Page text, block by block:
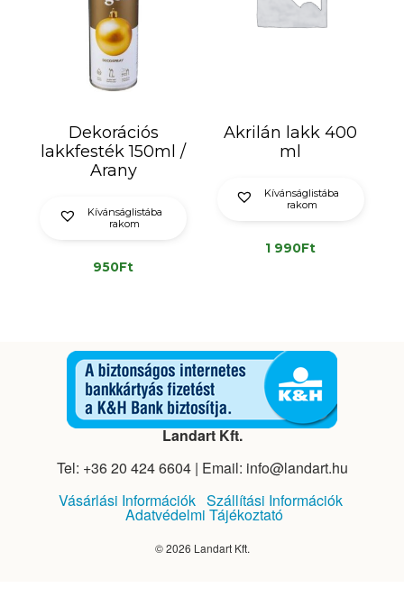
Dekorációs
lakkfesték 150ml /
Arany
Kívánságlistába
rakom
950Ft
Akrilán lakk 400
ml
Kívánságlistába
rakom
1 990Ft
Landart Kft.
Tel: +36 20 424 6604 | Email: info@landart.hu
Vásárlási Információk Szállítási Információk
Adatvédelmi Tájékoztató
© 2026 Landart Kft.